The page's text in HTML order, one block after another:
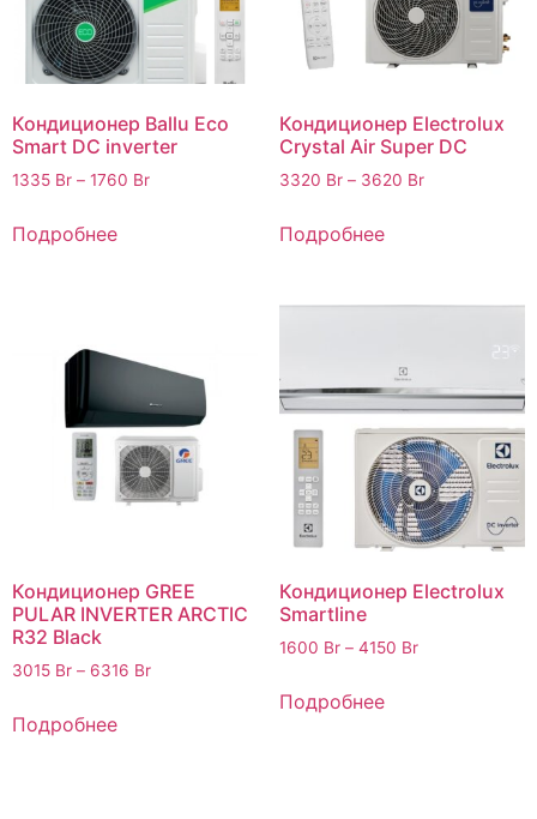
Кондиционер Ballu Eco
Smart DC inverter
1335 Br – 1760 Br
Подробнее
Кондиционер Electrolux
Crystal Air Super DC
3320 Br – 3620 Br
Подробнее
Кондиционер GREE
PULAR INVERTER ARCTIC
R32 Black
3015 Br – 6316 Br
Подробнее
Кондиционер Electrolux
Smartline
1600 Br – 4150 Br
Подробнее